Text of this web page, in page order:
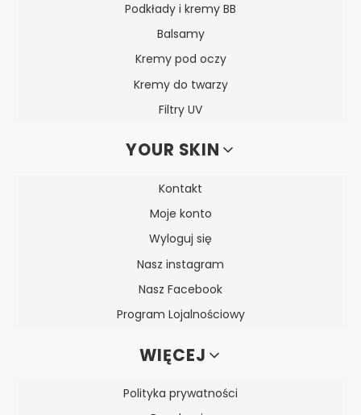
Podkłady i kremy BB
Balsamy
Kremy pod oczy
Kremy do twarzy
Filtry UV
YOUR SKIN
Kontakt
Moje konto
Wyloguj się
Nasz instagram
Nasz Facebook
Program Lojalnościowy
WIĘCEJ
Polityka prywatności